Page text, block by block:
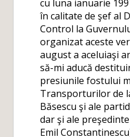
cu luna ianuarie
în calitate de şef al
Control la
organizat aceste
august a aceluiaşi
să-mi aducă
presiunile fostului
Transporturilor de
Băsescu şi ale
dar şi ale
Emil